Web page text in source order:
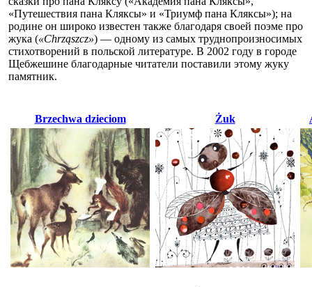
«Путешествия пана Кляксы» и «Триумф пана Кляксы»); на
родине он широко известен также благодаря своей поэме про
жука («Chrząszcz») — одному из самых труднопроизносимых
стихотворений в польской литературе. В 2002 году в городе
Щебжешине благодарные читатели поставили этому жуку
памятник.
Brzechwa dzieciom Żuk